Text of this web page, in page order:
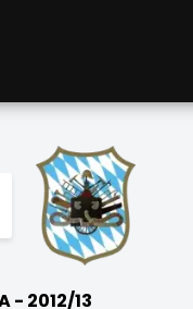
- 2012/13